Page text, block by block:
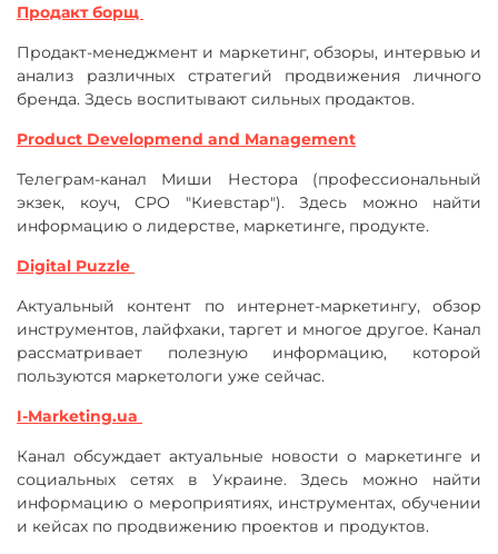
Продакт борщ
Продакт-менеджмент и маркетинг, обзоры, интервью и
анализ различных стратегий продвижения личного
бренда. Здесь воспитывают сильных продактов.
Product Developmend and Management
Телеграм-канал Миши Нестора (профессиональный
экзек, коуч, СРО "Киевстар"). Здесь можно найти
информацию о лидерстве, маркетинге, продукте.
Digital Puzzle
Актуальный контент по интернет-маркетингу, обзор
инструментов, лайфхаки, таргет и многое другое. Канал
рассматривает полезную информацию, которой
пользуются маркетологи уже сейчас.
I-Marketing.ua
Канал обсуждает актуальные новости о маркетинге и
социальных сетях в Украине. Здесь можно найти
информацию о мероприятиях, инструментах, обучении
и кейсах по продвижению проектов и продуктов.